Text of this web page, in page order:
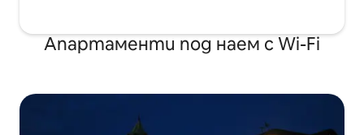
Апартаменти под наем с Wi-Fi